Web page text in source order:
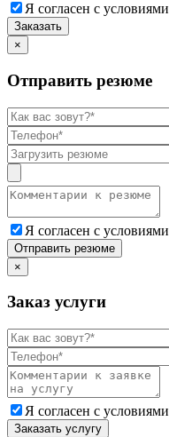
Я согласен с условиями
Заказать
×
Отправить резюме
Я согласен с условиями
Отправить резюме
×
Заказ услуги
Я согласен с условиями
Заказать услугу